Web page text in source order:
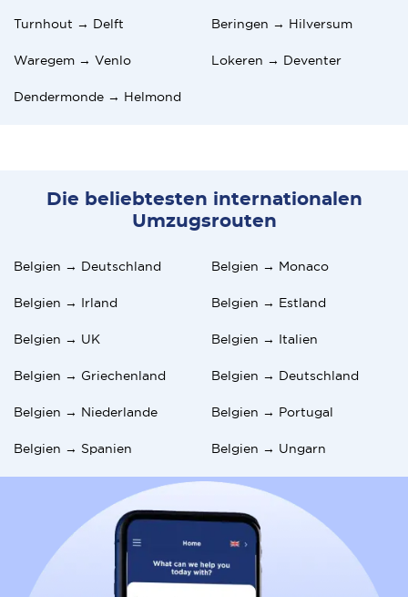
Turnhout → Delft Beringen → Hilversum
Waregem → Venlo Lokeren → Deventer
Dendermonde → Helmond
Die beliebtesten internationalen
Umzugsrouten
Belgien → Deutschland Belgien → Monaco
Belgien → Irland Belgien → Estland
Belgien → UK Belgien → Italien
Belgien → Griechenland Belgien → Deutschland
Belgien → Niederlande Belgien → Portugal
Belgien → Spanien Belgien → Ungarn